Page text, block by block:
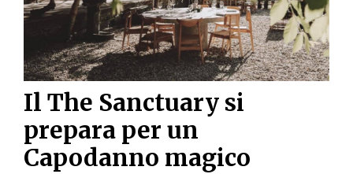
Il The Sanctuary si
prepara per un
Capodanno magico